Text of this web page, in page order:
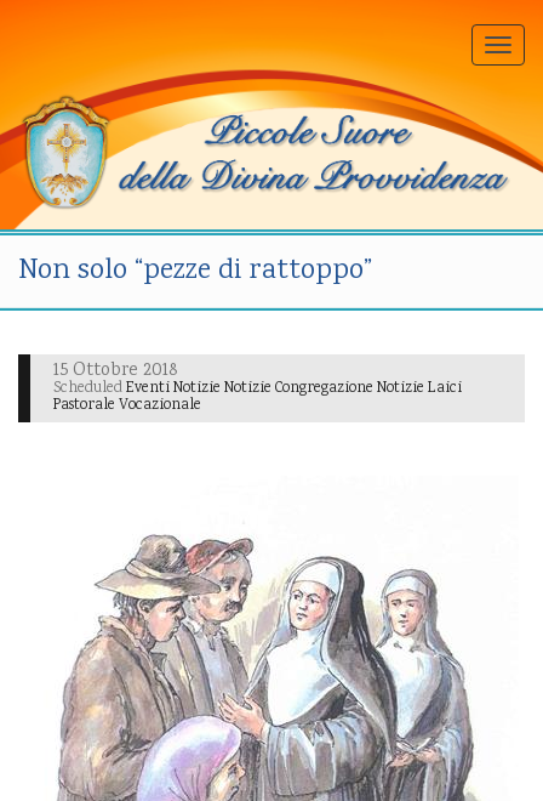
Non solo “pezze di rattoppo”
15 Ottobre 2018
ScheduledEventi Notizie Notizie Congregazione Notizie Laici
Pastorale Vocazionale